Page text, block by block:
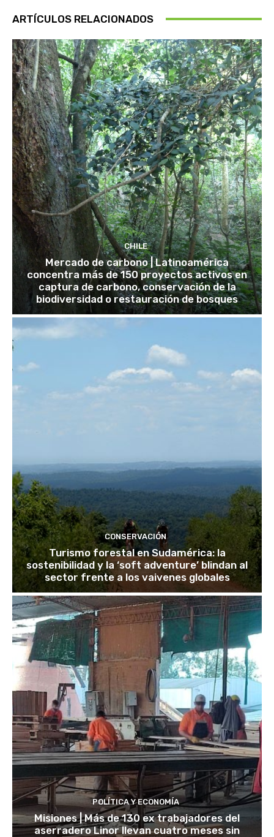
ARTÍCULOS RELACIONADOS
CHILE
Mercado de carbono | Latinoamérica
concentra más de 150 proyectos activos en
captura de carbono, conservación de la
biodiversidad o restauración de bosques
CONSERVACIÓN
Turismo forestal en Sudamérica: la
sostenibilidad y la ‘soft adventure’ blindan al
sector frente a los vaivenes globales
POLÍTICA Y ECONOMÍA
Misiones | Más de 130 ex trabajadores del
aserradero Linor llevan cuatro meses sin